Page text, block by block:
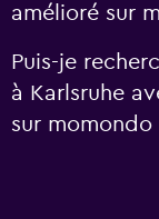
amélioré sur
Puis-je
à Karlsruhe
sur momondo